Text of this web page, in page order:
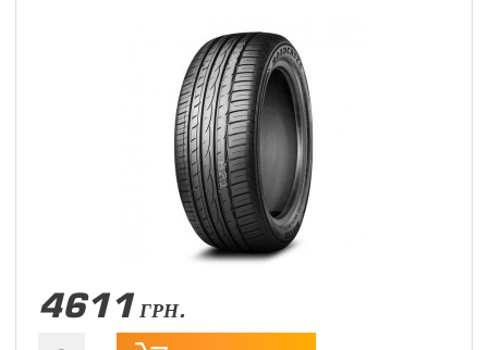
4611 ГРН.